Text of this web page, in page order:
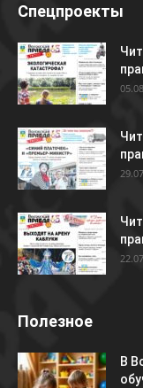
Спецпроекты
Полезное
В